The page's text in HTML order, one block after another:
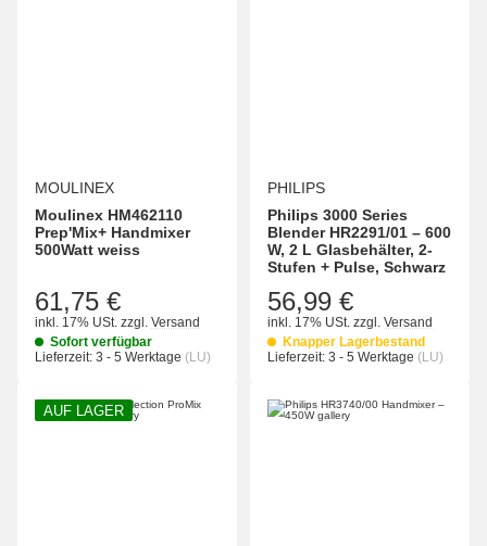
MOULINEX
Moulinex HM462110
Prep'Mix+ Handmixer
500Watt weiss
61,75 €
inkl. 17% USt. zzgl. Versand
Sofort verfügbar
Lieferzeit: 3 - 5 Werktage (LU)
PHILIPS
Philips 3000 Series
Blender HR2291/01 – 600
W, 2 L Glasbehälter, 2-
Stufen + Pulse, Schwarz
56,99 €
inkl. 17% USt. zzgl. Versand
Knapper Lagerbestand
Lieferzeit: 3 - 5 Werktage (LU)
AUF LAGER